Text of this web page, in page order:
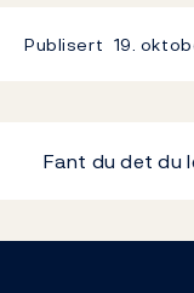
Publisert 19.
Fant du det